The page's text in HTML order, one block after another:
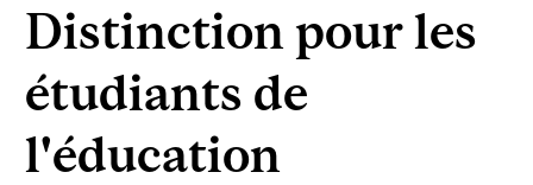
Distinction pour les
étudiants de
l'éducation